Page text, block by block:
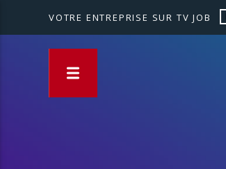
VOTRE ENTREPRISE SUR TV JOB